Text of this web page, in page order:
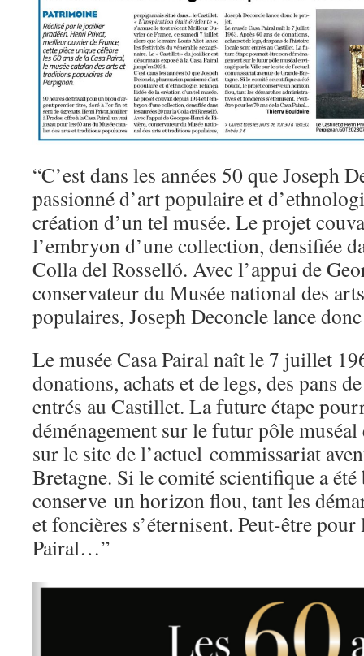
“C’est dans les années 50 que Joseph
passionné d’art populaire et
création d’un tel musée. Le projet
l’embryon d’une collection, densifiée
Colla del Rosselló. Avec l’appui de
conservateur du Musée national des
populaires, Joseph Deconcle lance
Le musée Casa Pairal naît le 7 juillet
donations, achats et de legs, des pans
entrés au Castillet. La future étape
déménagement sur le futur pôle
sur le site de l’actuel commissariat
Bretagne. Si le comité scientifique a
conserve un horizon flou, tant les
et foncières s’éternisent. Peut-être pour
Pairal…”